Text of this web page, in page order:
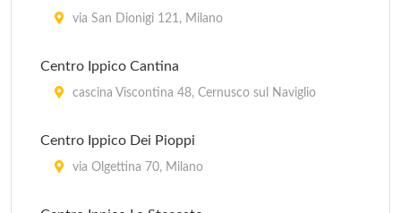
Golf Club Mirasole
Golf Green Club
Harbour Club Milano Associazione Sportiva
via San Dionigi 121, Milano
Centro Ippico Cantina
cascina Viscontina 48, Cernusco sul Naviglio
Centro Ippico Dei Pioppi
via Olgettina 70, Milano